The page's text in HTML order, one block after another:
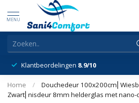
MENU
Klantbeordelingen 8.9/10
Home /
Douchedeur
Zwart⎢nisdeur 8mm helderglas met nano-